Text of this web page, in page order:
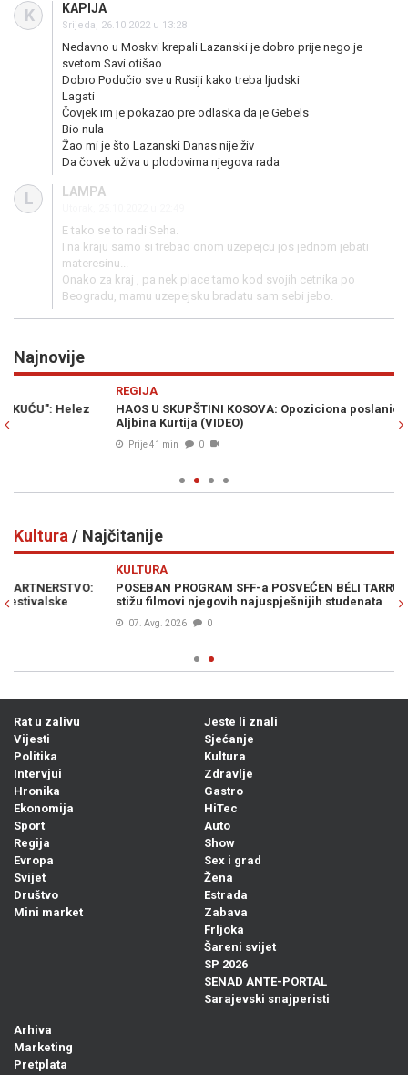
K KAPIJA
Srijeda, 26.10.2022 u 13:28
Nedavno u Moskvi krepali Lazanski je dobro prije nego je
svetom Savi otišao
Dobro Podučio sve u Rusiji kako treba ljudski
Lagati
Čovjek im je pokazao pre odlaska da je Gebels
Bio nula
Žao mi je što Lazanski Danas nije živ
Da čovek uživa u plodovima njegova rada
L LAMPA
E tako se to radi Seha.
I na kraju samo si trebao onom uzepejcu jos jednom jebati
materesinu...
Onako za kraj , pa nek place tamo kod svojih cetnika po
Beogradu, mamu uzepejsku bradatu sam sebi jebo.
Najnovije
HAOS U SKUPŠTINI KOSOVA: Opoziciona poslanica jajima gađala
Aljbina Kurtija (VIDEO)
Kultura / Najčitanije
POSEBAN PROGRAM SFF-a POSVEĆEN BÉLI TARRU: U Sarajevo
stižu filmovi njegovih najuspješnijih studenata
Rat u zalivu
Vijesti
Politika
Intervjui
Hronika
Ekonomija
Sport
Regija
Evropa
Svijet
Društvo
Mini market
Jeste li znali
Sjećanje
Kultura
Zdravlje
Gastro
HiTec
Auto
Show
Sex i grad
Žena
Estrada
Zabava
Frljoka
Šareni svijet
SP 2026
SENAD ANTE-PORTAL
Sarajevski snajperisti
Arhiva
Marketing
Pretplata